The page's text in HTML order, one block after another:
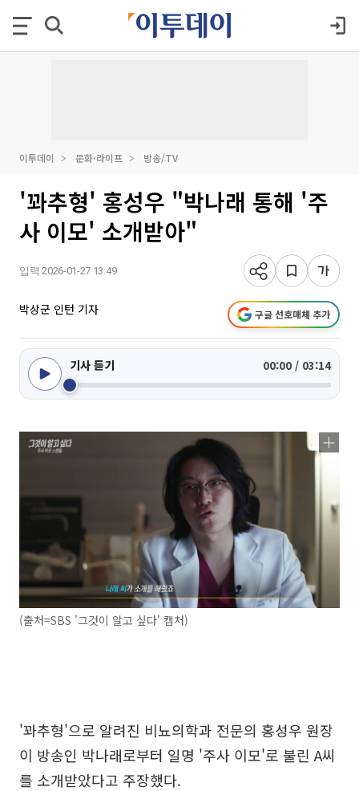
이투데이 문화·라이프 방송/TV
'꽈추형' 홍성우 "박나래 통해 '주
사 이모' 소개받아"
입력 2026-01-27 13:49
박상군 인턴 기자 구글 선호매체 추가
기사 듣기 00:00 / 03:14
(출처=SBS '그것이 알고 싶다' 캡처)
'꽈추형'으로 알려진 비뇨의학과 전문의 홍성우 원장
이 방송인 박나래로부터 일명 '주사 이모'로 불린 A씨
를 소개받았다고 주장했다.